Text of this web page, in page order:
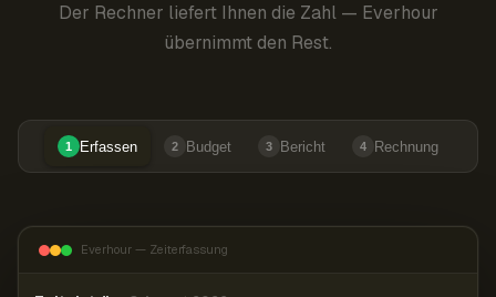
Der Rechner liefert Ihnen die Zahl — Everhour
übernimmt den Rest.
1 Erfassen 2 Budget 3 Bericht 4 Rechnung
Everhour — Zeiterfassung